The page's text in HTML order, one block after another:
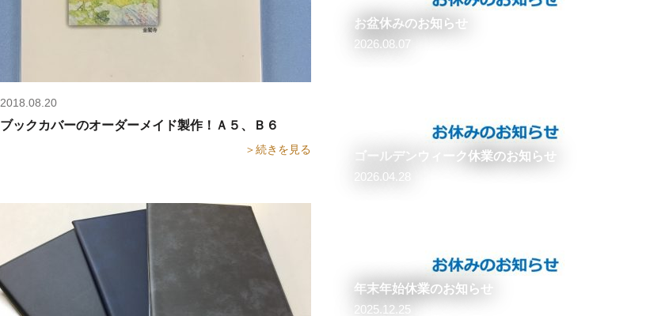
2018.08.20
ブックカバーのオーダーメイド製作！Ａ５、Ｂ６サイズのカバーは金型代無...
＞続きを見る
お盆休みのお知らせ
2026.08.07
ゴールデンウィーク休業のお知らせ
2026.04.28
年末年始休業のお知らせ
2025.12.25